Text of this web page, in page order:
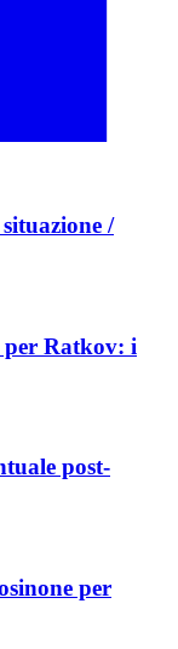
/
per Ratkov: i
post-
per